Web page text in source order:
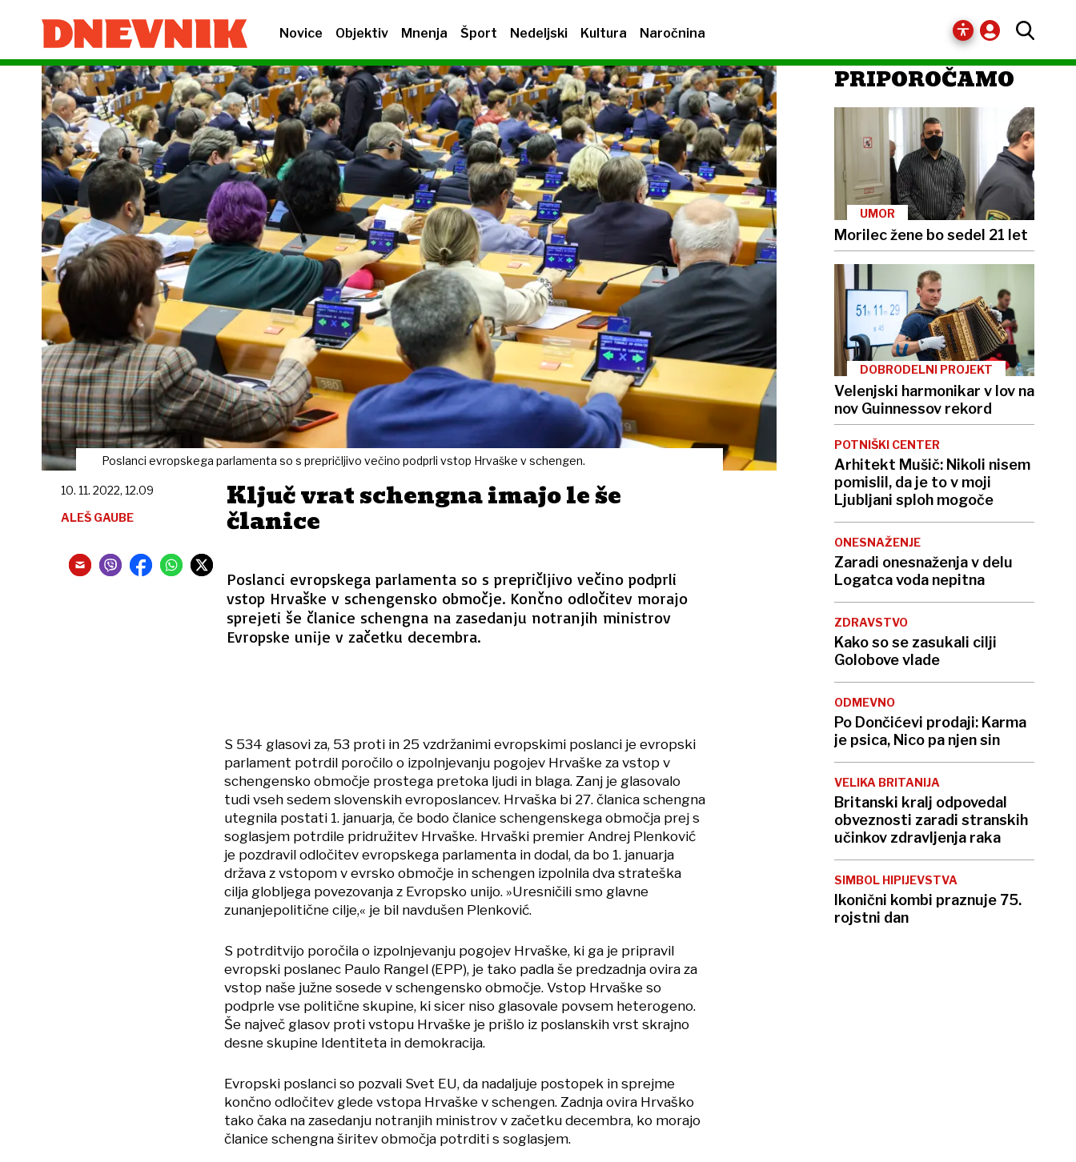
Novice Objektiv Mnenja Šport Nedeljski Kultura Naročnina
Poslanci evropskega parlamenta so s prepričljivo večino podprli vstop Hrvaške v schengen.
Ključ vrat schengna imajo le še
članice
Poslanci evropskega parlamenta so s prepričljivo večino podprli
vstop Hrvaške v schengensko območje. Končno odločitev morajo
sprejeti še članice schengna na zasedanju notranjih ministrov
Evropske unije v začetku decembra.
10. 11. 2022, 12.09
ALEŠ GAUBE
S 534 glasovi za, 53 proti in 25 vzdržanimi evropskimi poslanci je evropski
parlament potrdil poročilo o izpolnjevanju pogojev Hrvaške za vstop v
schengensko območje prostega pretoka ljudi in blaga. Zanj je glasovalo
tudi vseh sedem slovenskih evroposlancev. Hrvaška bi 27. članica schengna
utegnila postati 1. januarja, če bodo članice schengenskega območja prej s
soglasjem potrdile pridružitev Hrvaške. Hrvaški premier Andrej Plenković
je pozdravil odločitev evropskega parlamenta in dodal, da bo 1. januarja
država z vstopom v evrsko območje in schengen izpolnila dva strateška
cilja globljega povezovanja z Evropsko unijo. »Uresničili smo glavne
zunanjepolitične cilje,« je bil navdušen Plenković.
S potrditvijo poročila o izpolnjevanju pogojev Hrvaške, ki ga je pripravil
evropski poslanec Paulo Rangel (EPP), je tako padla še predzadnja ovira za
vstop naše južne sosede v schengensko območje. Vstop Hrvaške so
podprle vse politične skupine, ki sicer niso glasovale povsem heterogeno.
Še največ glasov proti vstopu Hrvaške je prišlo iz poslanskih vrst skrajno
desne skupine Identiteta in demokracija.
Evropski poslanci so pozvali Svet EU, da nadaljuje postopek in sprejme
končno odločitev glede vstopa Hrvaške v schengen. Zadnja ovira Hrvaško
tako čaka na zasedanju notranjih ministrov v začetku decembra, ko morajo
članice schengna širitev območja potrditi s soglasjem.
PRIPOROČAMO
UMOR
Morilec žene bo sedel 21 let
DOBRODELNI PROJEKT
Velenjski harmonikar v lov na
nov Guinnessov rekord
POTNIŠKI CENTER
Arhitekt Mušič: Nikoli nisem
pomislil, da je to v moji
Ljubljani sploh mogoče
ONESNAŽENJE
Zaradi onesnaženja v delu
Logatca voda nepitna
ZDRAVSTVO
Kako so se zasukali cilji
Golobove vlade
ODMEVNO
Po Dončićevi prodaji: Karma
je psica, Nico pa njen sin
VELIKA BRITANIJA
Britanski kralj odpovedal
obveznosti zaradi stranskih
učinkov zdravljenja raka
SIMBOL HIPIJEVSTVA
Ikonični kombi praznuje 75.
rojstni dan